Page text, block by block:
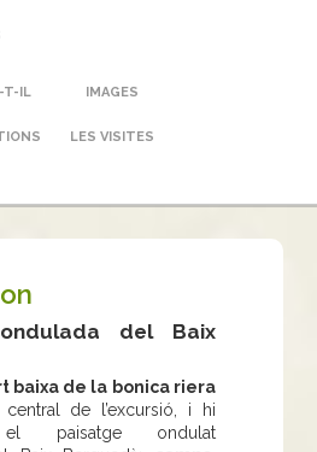
T-IL IMAGES
LES VISITES
del Baix
baixa de la bonica riera
de l’excursió, i hi
el paisatge ondulat